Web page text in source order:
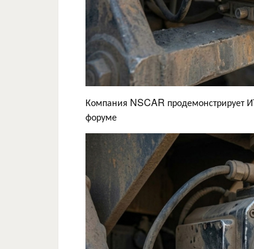
Компания NSCAR продемонстрирует
форуме